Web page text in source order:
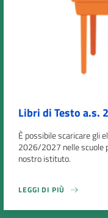
Libri di Testo a.s.
È possibile scaricare gli
2026/2027 nelle scuole
nostro istituto.
LEGGI DI PIÙ